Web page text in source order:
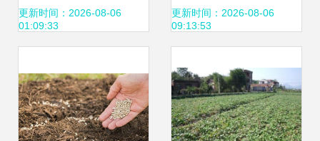
会火热进行中
更新时间：2026-08-06
01:09:33
赢农作物种业翻身
更新时间：2026-08-06
09:13:53